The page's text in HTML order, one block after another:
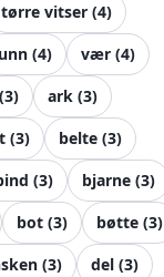
tørre vitser (4)
unn (4) vær (4)
(3) ark (3)
(3) belte (3)
(3) bjarne (3)
bot (3) bøtte (3)
(3) del (3)